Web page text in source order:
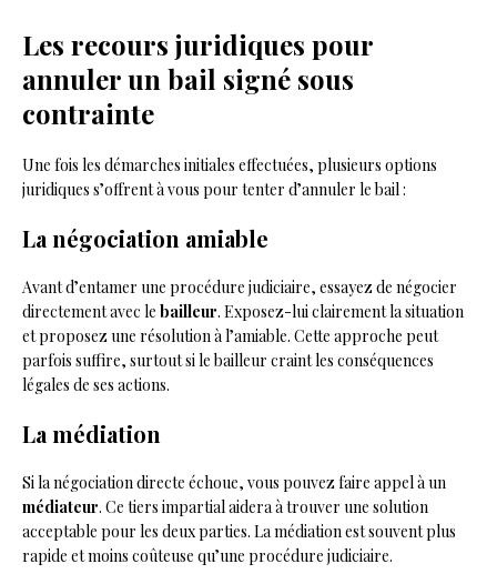
Les recours juridiques pour
annuler un bail signé sous
contrainte
Une fois les démarches initiales effectuées, plusieurs options
juridiques s’offrent à vous pour tenter d’annuler le bail :
La négociation amiable
Avant d’entamer une procédure judiciaire, essayez de négocier
directement avec le bailleur. Exposez-lui clairement la situation
et proposez une résolution à l’amiable. Cette approche peut
parfois suffire, surtout si le bailleur craint les conséquences
légales de ses actions.
La médiation
Si la négociation directe échoue, vous pouvez faire appel à un
médiateur. Ce tiers impartial aidera à trouver une solution
acceptable pour les deux parties. La médiation est souvent plus
rapide et moins coûteuse qu’une procédure judiciaire.